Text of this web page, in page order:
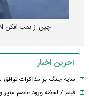
چین از بمب افکن H-۶N با موشک هسته‌ای رونمایی کرد
آخرین اخبار
سایه جنگ بر مذاکرات توافق
فیلم / لحظه ورود عاصم منیر